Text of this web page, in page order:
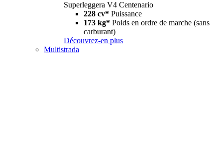
Superleggera V4 Centenario
228 cv* Puissance
173 kg* Poids en ordre de marche (sans
carburant)
Découvrez-en plus
Multistrada